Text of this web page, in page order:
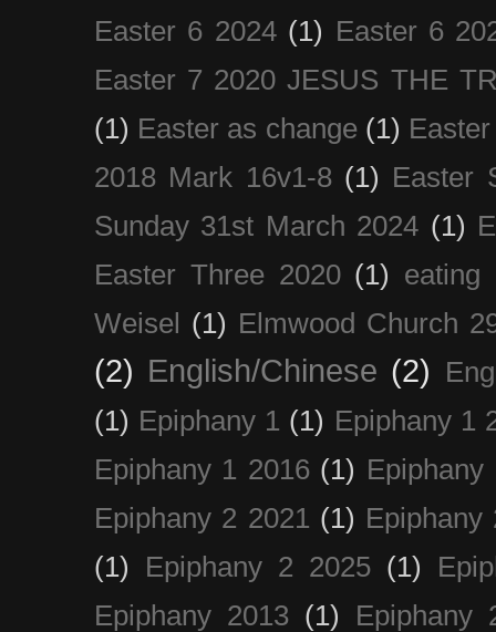
Easter 6 2024 (1) Easter 6
Easter 7 2020 JESUS THE
(1) Easter as change (1)
2018 Mark 16v1-8 (1) Easter
Sunday 31st March 2024 (1)
Easter Three 2020 (1) eating
Weisel (1) Elmwood Church
(2) English/Chinese (2)
(1) Epiphany 1 (1) Epiphany 1
Epiphany 1 2016 (1) Epiphany
Epiphany 2 2021 (1) Epiphany
(1)
Epiphany 2 2025 (1)
Epiphany 2013 (1)
Epiphany